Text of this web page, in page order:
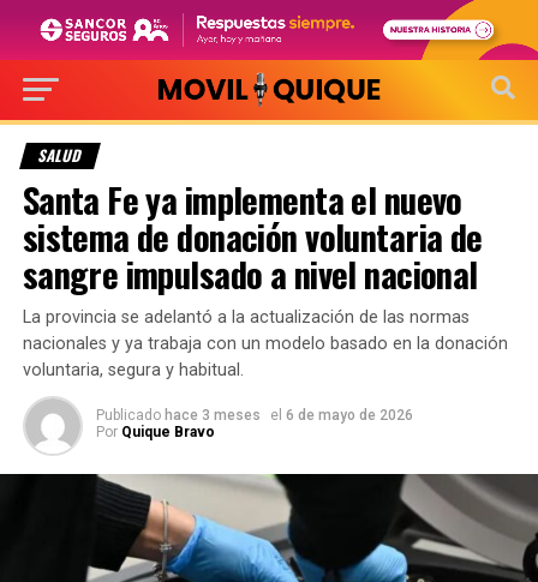
SALUD
Santa Fe ya implementa el nuevo
sistema de donación voluntaria de
sangre impulsado a nivel nacional
La provincia se adelantó a la actualización de las normas
nacionales y ya trabaja con un modelo basado en la donación
voluntaria, segura y habitual.
Publicado hace 3 meses el 6 de mayo de 2026
Por Quique Bravo